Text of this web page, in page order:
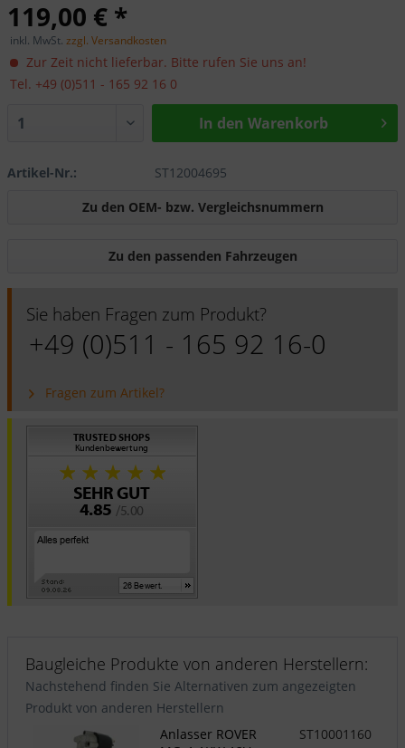
119,00 € *
inkl. MwSt.zzgl. Versandkosten
Zur Zeit nicht lieferbar. Bitte rufen Sie uns an!
Tel. +49 (0)511 - 165 92 16 0
In den Warenkorb
Artikel-Nr.:
ST12004695
Zu den OEM- bzw. Vergleichsnummern
Zu den passenden Fahrzeugen
Sie haben Fragen zum Produkt?
+49 (0)511 - 165 92 16-0
Fragen zum Artikel?
Baugleiche Produkte von anderen Herstellern:
Nachstehend finden Sie Alternativen zum angezeigten
Produkt von anderen Herstellern
Anlasser ROVER
ST10001160